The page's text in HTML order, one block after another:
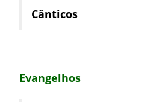
Cânticos
Evangelhos